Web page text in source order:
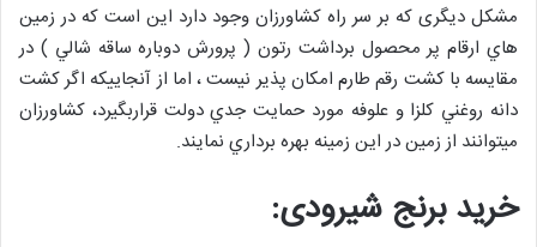
مشکل دیگری که بر سر راه کشاورزان وجود دارد این است که در زمين
هاي ارقام پر محصول برداشت رتون ( پرورش دوباره ساقه شالي ) در
مقايسه با كشت رقم طارم امکان پذیر نیست ، اما از آنجاييكه اگر كشت
دانه روغني كلزا و علوفه مورد حمايت جدي دولت قراربگیرد، کشاورزان
میتوانند از زمين در اين زمينه بهره برداري نمایند.
خرید برنج شیرودی: